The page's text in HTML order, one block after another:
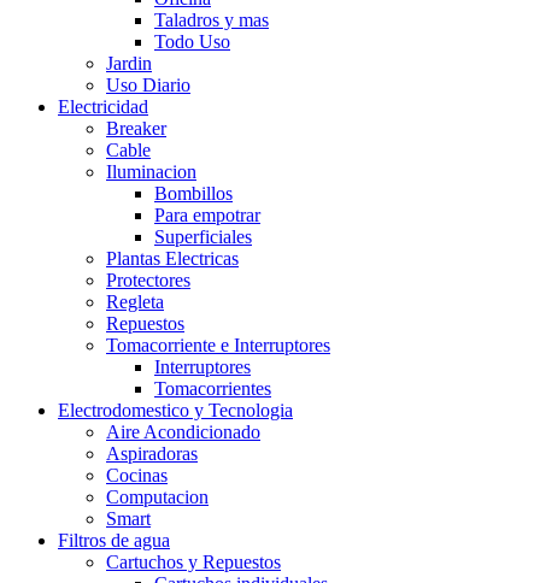
Taladros y mas
Todo Uso
Jardin
Uso Diario
Electricidad
Breaker
Cable
Iluminacion
Bombillos
Para empotrar
Superficiales
Plantas Electricas
Protectores
Regleta
Repuestos
Tomacorriente e Interruptores
Interruptores
Tomacorrientes
Electrodomestico y Tecnologia
Aire Acondicionado
Aspiradoras
Cocinas
Computacion
Smart
Filtros de agua
Cartuchos y Repuestos